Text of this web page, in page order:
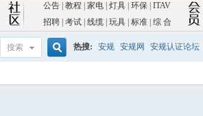
公告 教程 家电 灯具 环保 ITAV
招聘| 考试| 线缆| 玩具| 标准| 综 合
搜索 热搜: 安规 安规网 安规认证论坛